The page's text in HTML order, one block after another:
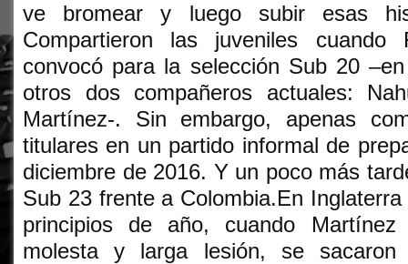
ve bromear y luego subir esas
Compartieron las juveniles cuando
convocó para la selección Sub 20
otros dos compañeros actuales:
Martínez-. Sin embargo, apenas
titulares en un partido informal de
diciembre de 2016. Y un poco más
Sub 23 frente a Colombia.En
principios de año, cuando
molesta y larga lesión, se